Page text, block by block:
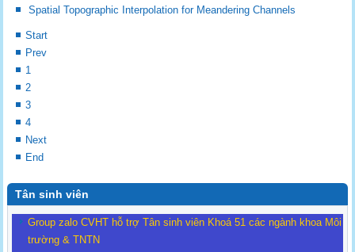
Spatial Topographic Interpolation for Meandering Channels
Start
Prev
1
2
3
4
Next
End
Tân sinh viên
Group zalo CVHT hỗ trợ Tân sinh viên Khoá 51 các ngành khoa Môi
trường & TNTN